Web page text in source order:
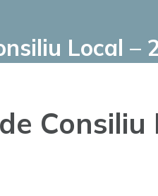
Local –